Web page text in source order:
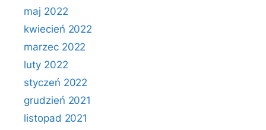
maj 2022
kwiecień 2022
marzec 2022
luty 2022
styczeń 2022
grudzień 2021
listopad 2021